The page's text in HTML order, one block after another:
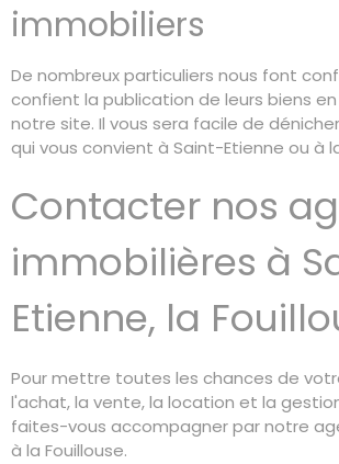
immobiliers
De nombreux particuliers nous font
confient la publication de leurs biens
notre site. Il vous sera facile de
qui vous convient à Saint-Etienne ou à
Contacter nos
immobilières à
Etienne, la
Pour mettre toutes les chances de
l'achat, la vente, la location et la
faites-vous accompagner par notre
à la Fouillouse.